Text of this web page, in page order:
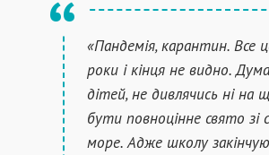
«Пандемія, карантин. Все
роки і кінця не видно.
дітей, не дивлячись ні на
бути повноцінне свято зі
море. Адже школу